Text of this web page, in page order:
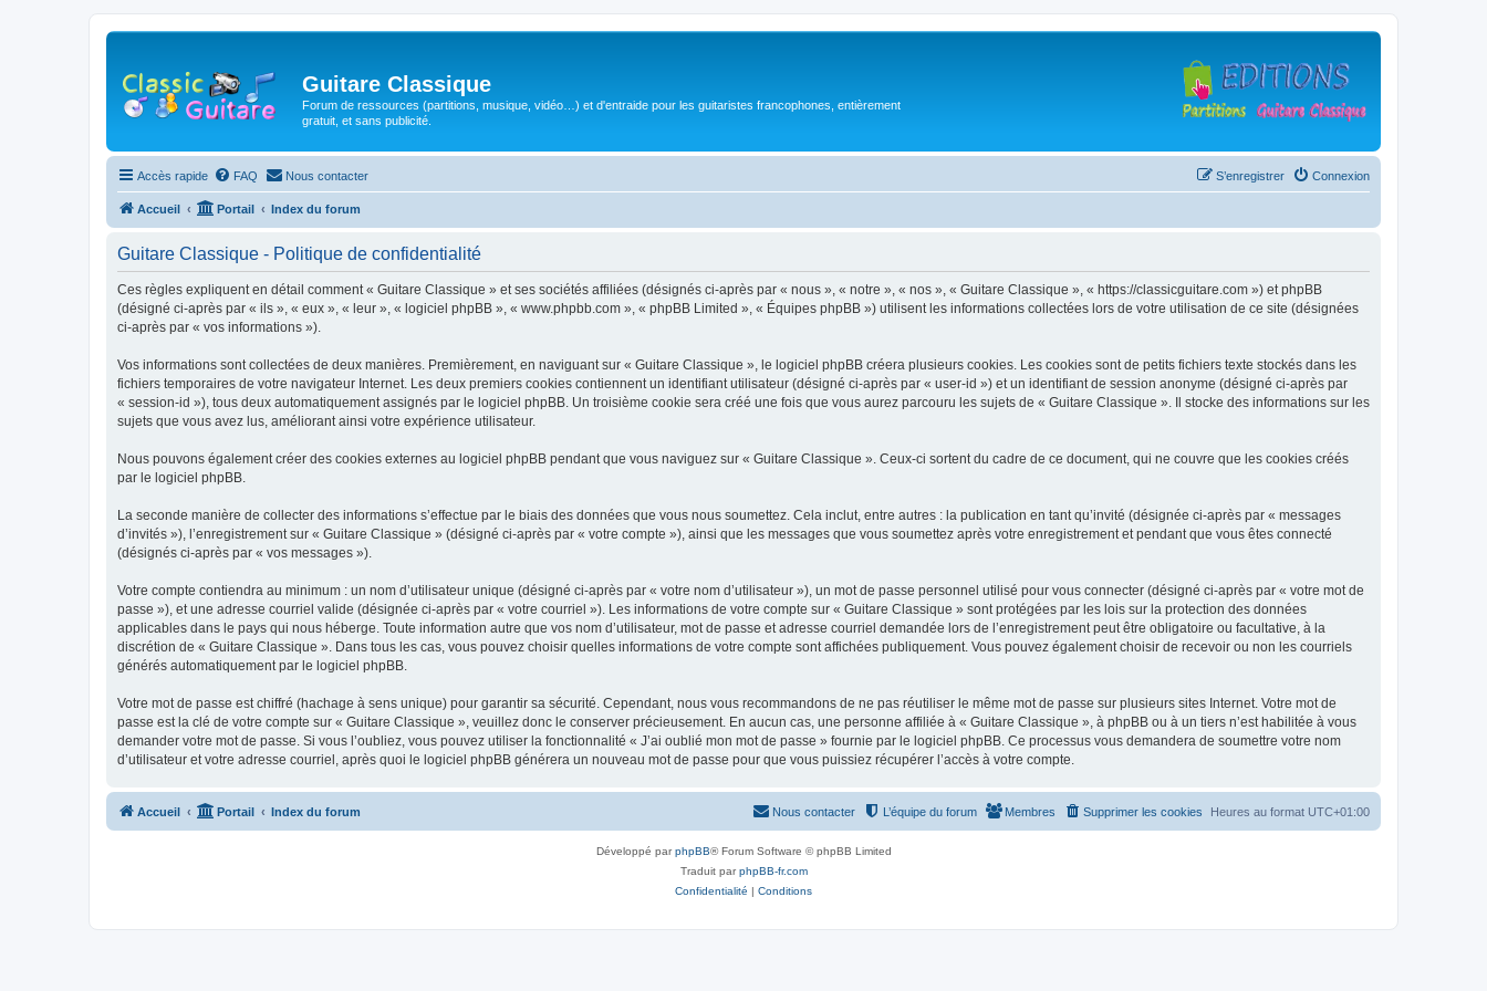
Guitare Classique
Forum de ressources (partitions, musique, vidéo…) et d'entraide pour les guitaristes francophones, entièrement
gratuit, et sans publicité.
Accès rapide FAQ Nous contacter Connexion
S’enregistrer
Accueil Portail Index du forum
Guitare Classique - Politique de confidentialité
Ces règles expliquent en détail comment « Guitare Classique » et ses sociétés affiliées (désignés ci-après par « nous », « notre », « nos », « Guitare Classique », « https://classicguitare.com ») et phpBB
(désigné ci-après par « ils », « eux », « leur », « logiciel phpBB », « www.phpbb.com », « phpBB Limited », « Équipes phpBB ») utilisent les informations collectées lors de votre utilisation de ce site (désignées
ci-après par « vos informations »).
Vos informations sont collectées de deux manières. Premièrement, en naviguant sur « Guitare Classique », le logiciel phpBB créera plusieurs cookies. Les cookies sont de petits fichiers texte stockés dans les
fichiers temporaires de votre navigateur Internet. Les deux premiers cookies contiennent un identifiant utilisateur (désigné ci-après par « user-id ») et un identifiant de session anonyme (désigné ci-après par
« session-id »), tous deux automatiquement assignés par le logiciel phpBB. Un troisième cookie sera créé une fois que vous aurez parcouru les sujets de « Guitare Classique ». Il stocke des informations sur les
sujets que vous avez lus, améliorant ainsi votre expérience utilisateur.
Nous pouvons également créer des cookies externes au logiciel phpBB pendant que vous naviguez sur « Guitare Classique ». Ceux-ci sortent du cadre de ce document, qui ne couvre que les cookies créés
par le logiciel phpBB.
La seconde manière de collecter des informations s’effectue par le biais des données que vous nous soumettez. Cela inclut, entre autres : la publication en tant qu’invité (désignée ci-après par « messages
d’invités »), l’enregistrement sur « Guitare Classique » (désigné ci-après par « votre compte »), ainsi que les messages que vous soumettez après votre enregistrement et pendant que vous êtes connecté
(désignés ci-après par « vos messages »).
Votre compte contiendra au minimum : un nom d’utilisateur unique (désigné ci-après par « votre nom d’utilisateur »), un mot de passe personnel utilisé pour vous connecter (désigné ci-après par « votre mot de
passe »), et une adresse courriel valide (désignée ci-après par « votre courriel »). Les informations de votre compte sur « Guitare Classique » sont protégées par les lois sur la protection des données
applicables dans le pays qui nous héberge. Toute information autre que vos nom d’utilisateur, mot de passe et adresse courriel demandée lors de l’enregistrement peut être obligatoire ou facultative, à la
discrétion de « Guitare Classique ». Dans tous les cas, vous pouvez choisir quelles informations de votre compte sont affichées publiquement. Vous pouvez également choisir de recevoir ou non les courriels
générés automatiquement par le logiciel phpBB.
Votre mot de passe est chiffré (hachage à sens unique) pour garantir sa sécurité. Cependant, nous vous recommandons de ne pas réutiliser le même mot de passe sur plusieurs sites Internet. Votre mot de
passe est la clé de votre compte sur « Guitare Classique », veuillez donc le conserver précieusement. En aucun cas, une personne affiliée à « Guitare Classique », à phpBB ou à un tiers n’est habilitée à vous
demander votre mot de passe. Si vous l’oubliez, vous pouvez utiliser la fonctionnalité « J’ai oublié mon mot de passe » fournie par le logiciel phpBB. Ce processus vous demandera de soumettre votre nom
d’utilisateur et votre adresse courriel, après quoi le logiciel phpBB générera un nouveau mot de passe pour que vous puissiez récupérer l’accès à votre compte.
Accueil Portail Index du forum Heures au format UTC+01:00
Supprimer les cookies
Membres
L’équipe du forum
Nous contacter
Développé parphpBB® Forum Software © phpBB Limited
Traduit parphpBB-fr.com
Confidentialité | Conditions